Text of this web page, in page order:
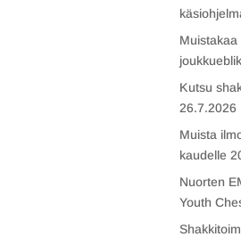
Kutsu
26.7.2026
Muista
kaudelle
Nuorten
Youth